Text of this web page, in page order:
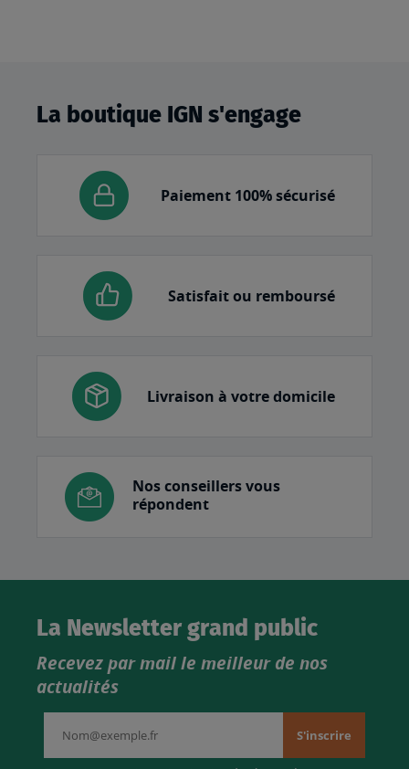
La boutique IGN s'engage
Paiement 100% sécurisé
Satisfait ou remboursé
Livraison à votre domicile
Nos conseillers vous
répondent
La Newsletter grand public
Recevez par mail le meilleur de nos
actualités